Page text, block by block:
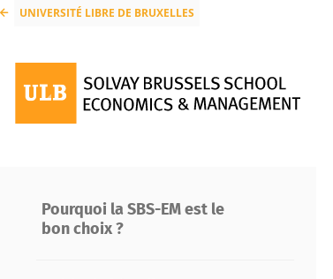
UNIVERSITÉ LIBRE DE BRUXELLES
Pourquoi la SBS-EM est le
bon choix ?